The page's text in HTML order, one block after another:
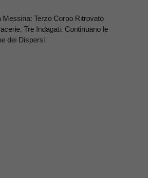
Messina: Terzo Corpo Ritrovato
Tre Indagati. Continuano le
dei Dispersi